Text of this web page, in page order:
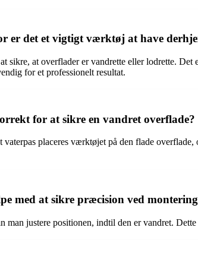
er det et vigtigt værktøj at have
sikre, at overflader er vandrette eller lodrette.
for et professionelt resultat.
for at sikre en vandret overflade?
placeres værktøjet på den flade
med at sikre præcision ved
man justere positionen, indtil den er vandret.